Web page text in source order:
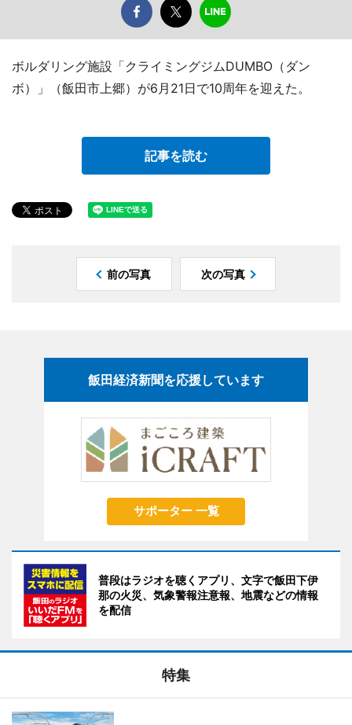
ボルダリング施設「クライミングジムDUMBO（ダン
ボ）」（飯田市上郷）が6月21日で10周年を迎えた。
記事を読む
前の写真 次の写真
飯田経済新聞を応援しています
サポーター 一覧
普段はラジオを聴くアプリ、文字で飯田下伊
那の火災、気象警報注意報、地震などの情報
を配信
特集